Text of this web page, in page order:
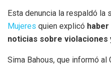
Esta denuncia la respaldó la
Mujeres quien explicó
noticias sobre violaciones
Sima Bahous, que informó